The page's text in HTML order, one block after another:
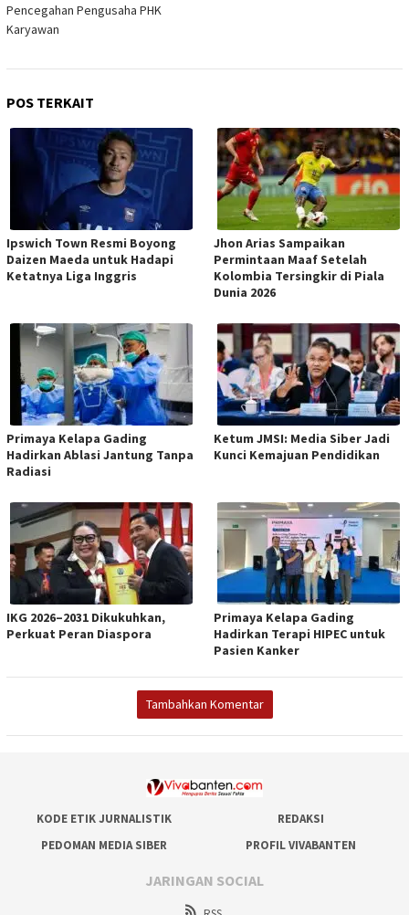
Pencegahan Pengusaha PHK
Karyawan
POS TERKAIT
Ipswich Town Resmi Boyong
Daizen Maeda untuk Hadapi
Ketatnya Liga Inggris
Jhon Arias Sampaikan
Permintaan Maaf Setelah
Kolombia Tersingkir di Piala
Dunia 2026
Primaya Kelapa Gading
Hadirkan Ablasi Jantung Tanpa
Radiasi
Ketum JMSI: Media Siber Jadi
Kunci Kemajuan Pendidikan
IKG 2026–2031 Dikukuhkan,
Perkuat Peran Diaspora
Primaya Kelapa Gading
Hadirkan Terapi HIPEC untuk
Pasien Kanker
Tambahkan Komentar
KODE ETIK JURNALISTIK
REDAKSI
PEDOMAN MEDIA SIBER
PROFIL VIVABANTEN
JARINGAN SOCIAL